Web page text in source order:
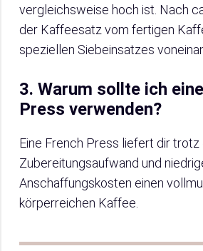
vergleichsweise hoch ist. Nach
der Kaffeesatz vom fertigen
speziellen Siebeinsatzes
3. Warum sollte ich
Press verwenden?
Eine French Press liefert dir trotz
Zubereitungsaufwand und
Anschaffungskosten einen
körperreichen Kaffee.